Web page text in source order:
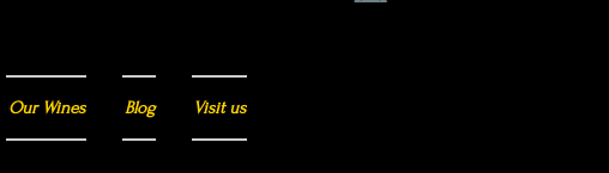
Our Wines Blog Visit us